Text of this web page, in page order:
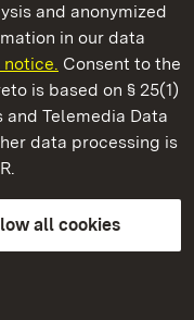
and anonymized
in our data
Consent to the
is based on § 25(1)
and Telemedia Data
data processing is
all cookies
Wuerttemberg
Wuerttemberg